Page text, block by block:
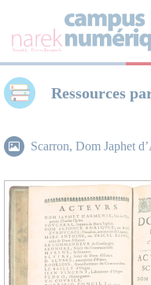
Ressources
Scarron, Dom Japhet